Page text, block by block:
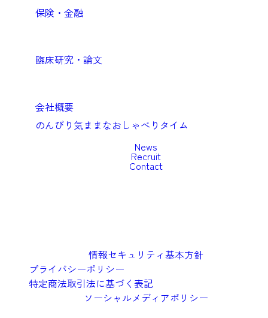
保険・金融
臨床研究・論文
会社概要
のんびり気ままなおしゃべりタイム
News
Recruit
Contact
情報セキュリティ基本方針
プライバシーポリシー
特定商法取引法に基づく表記
ソーシャルメディアポリシー